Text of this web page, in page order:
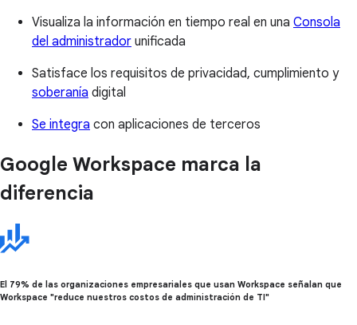
Visualiza la información en tiempo real en una Consola
del administrador unificada
Satisface los requisitos de privacidad, cumplimiento y
soberanía digital
Se integra con aplicaciones de terceros
Google Workspace marca la
diferencia
El 79% de las organizaciones empresariales que usan Workspace señalan que
Workspace "reduce nuestros costos de administración de TI"